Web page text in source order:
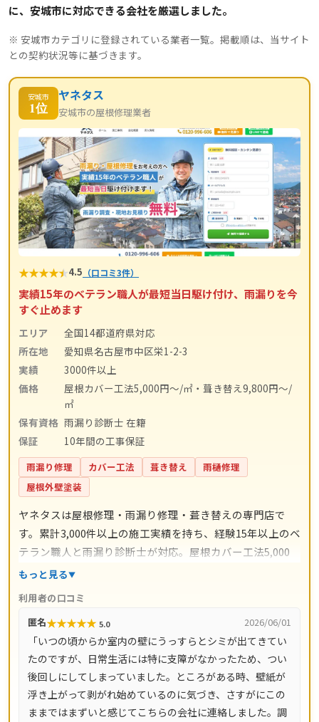
に、安城市に対応できる会社を厳選しました。
※ 安城市カテゴリに登録されている業者一覧。掲載順は、当サイト
との契約状況等に基づきます。
安城市
1位
ヤネタス
安城市の屋根修理業者
★★★★★4.5 （口コミ3件）
実績15年のベテラン職人が最短当日駆け付け、雨漏りを今
すぐ止めます
エリア
全国14都道府県対応
所在地
愛知県名古屋市中区栄1-2-3
実績
3000件以上
価格
屋根カバー工法5,000円〜/㎡・葺き替え9,800円〜/
㎡
保有資格 雨漏り診断士 在籍
保証
10年間の工事保証
雨漏り修理 カバー工法 葺き替え
雨樋修理
屋根外壁塗装
ヤネタスは屋根修理・雨漏り修理・葺き替えの専門店で
す。累計3,000件以上の施工実績を持ち、経験15年以上のベ
テラン職人と雨漏り診断士が対応。屋根カバー工法5,000
円〜/㎡・葺き替え9,800円〜/㎡・漆喰工事3,000円〜/mな
る直接施工で余計な中間コストを省き、施工後は10年間の
工事保証付き。現地調査・お見積り・ドローン調査・出張
費は無料です。愛知県・岐阜県をはじめ全国14都道府県に
対応し、電話は8時〜18時、LINE・メールは24時間受付、
最短即日で駆けつけます。
もっと見る
利用者の口コミ
匿名★★★★★ 5.0 2026/06/01
「いつの頃からか室内の壁にうっすらとシミが出てきてい
たのですが、日常生活には特に支障がなかったため、つい
後回しにしてしまっていました。ところがある時、壁紙が
浮き上がって剥がれ始めているのに気づき、さすがにこの
ままではまずいと感じてこちらの会社に連絡しました。調